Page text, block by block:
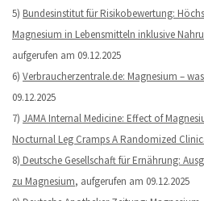
5) Bundesinstitut für Risikobewertung:
Magnesium in Lebensmitteln inklusive
aufgerufen am 09.12.2025
6) Verbraucherzentrale.de: Magnesium –
09.12.2025
7) JAMA Internal Medicine: Effect of
Nocturnal Leg Cramps A Randomized
8) Deutsche Gesellschaft für Ernährung:
zu Magnesium, aufgerufen am 09.12.2025